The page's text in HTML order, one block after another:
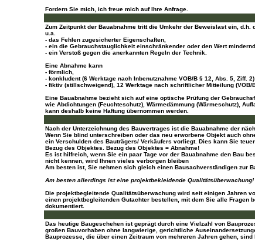
Fordern Sie mich, ich freue mich auf Ihre Anfrage.
Zum Zeitpunkt der Bauabnahme tritt die Umkehr der Beweislast ein,
u.a.
- das Fehlen zugesicherter Eigenschaften,
- ein die Gebrauchstauglichkeit einschränkender oder den Wert
- ein Verstoß gegen die anerkannten Regeln der Technik.
Eine Abnahme kann
- förmlich,
- konkludent (6 Werktage nach Inbenutznahme VOB/B § 12, Abs. 5, Ziff.
- fiktiv (stillschweigend), 12 Werktage nach schriftlicher Mitteilung (VOB/
Eine Bauabnahme bezieht sich auf eine optische Prüfung der
wie Abdichtungen (Feuchteschutz), Wärmedämmung (Wärmeschutz),
kann deshalb keine Haftung übernommen werden.
Nach der Unterzeichnung des Bauvertrages ist die Bauabnahme der
Wenn Sie blind unterschreiben oder das neu erworbene Objekt auch
ein Verschulden des Bauträgers/ Verkäufers vorliegt. Dies kann Sie
Bezug des Objektes. Bezug des Objektes = Abnahme!
Es ist hilfreich, wenn Sie ein paar Tage vor der Bauabnahme den Bau
nicht kennen, wird Ihnen vieles verborgen bleiben
Am besten ist, Sie nehmen sich gleich einen Bausachverständigen zur
Am besten allerdings ist eine projektbekleidende Qualitätsüberwachung!
Die projektbegleitende Qualitätsüberwachung wird seit einigen Jahren
einen projektbegleitenden Gutachter bestellen, mit dem Sie alle Fragen
dokumentiert.
Das heutige Baugeschehen ist geprägt durch eine Vielzahl von
großen Bauvorhaben ohne langwierige, gerichtliche
Bauprozesse, die über einen Zeitraum von mehreren Jahren gehen,